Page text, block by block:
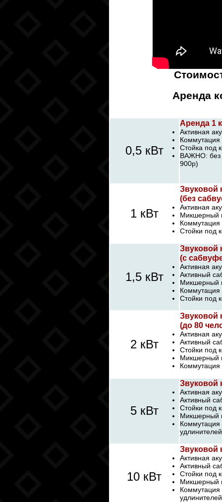
Аренда
0,5 кВт
Аренда 1
Активная
Коммутация
Стойка под
ВАЖНО: без
900р)
1 кВт
Звуковой
(без
Активная
Микшерный
Коммутация
Стойки под
1,5 кВт
Звуковой
(с
Активная
Активный
Микшерный
Коммутация
Стойки под
2 кВт
Звуковой
(до 80
Активная
Активный
Стойки под
Микшерный
Коммутация
5 кВт
Звуковой
Активная
Активный
Стойки под
Микшерный
Коммутация
10 кВт
Звуковой
Активная
Активный
Стойки под
Микшерный
Коммутация